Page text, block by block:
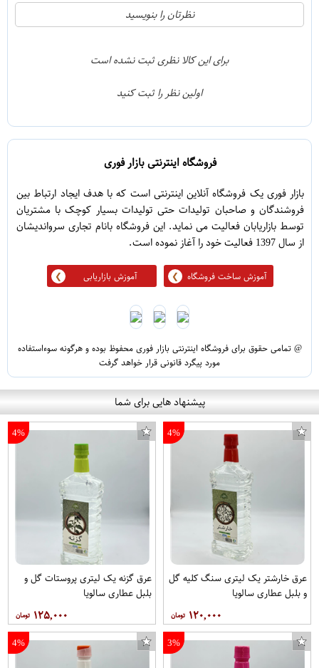
21
1
نظرتان را بنویسید
برای این کالا نظری ثبت نشده است
اولین نظر را ثبت کنید
فروشگاه اینترنتی بازار فوری
بازار فوری یک فروشگاه آنلاین اینترنتی است که با هدف ایجاد ارتباط بین
فروشندگان و صاحبان تولیدات حتی تولیدات بسیار کوچک با مشتریان
توسط بازاریابان فعالیت می نماید. این فروشگاه بانام تجاری سرواندیشان
از سال 1397 فعالیت خود را آغاز نموده است.
آموزش ساخت فروشگاه آموزش بازاریابی
@ تمامی حقوق برای فروشگاه اینترنتی بازار فوری محفوظ بوده و هرگونه سوءاستفاده
مورد پیگرد قانونی قرار خواهد گرفت
پیشنهاد هایی برای شما
4%
عرق خارشتر یک لیتری سنگ کلیه گل
و بلبل عطاری سالویا
۱۲۰,۰۰۰
4%
عرق گزنه یک لیتری پروستات گل و
بلبل عطاری سالویا
۱۲۵,۰۰۰
3%
4%